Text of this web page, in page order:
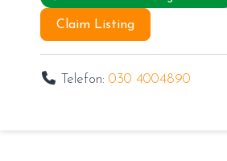
Claim Listing
Telefon:030 4004890